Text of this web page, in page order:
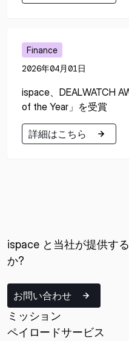
Finance
2026年04月01日
ispace、DEALWATCH
of the Year」を受賞
詳細はこちら
ispace と当社が提供す
か?
お問い合わせ
ミッション
ペイロードサービス